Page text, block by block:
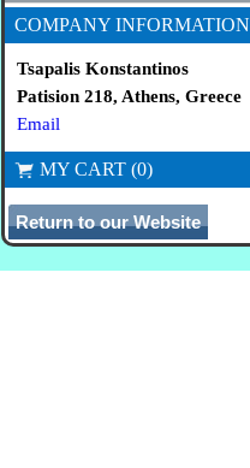
COMPANY INFORMATION
Tsapalis Konstantinos
Patision 218, Athens, Greece
Email
MY CART (0)